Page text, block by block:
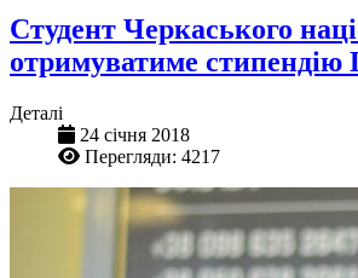
Студент Черкаського
отримуватиме стипендію
Деталі
24 січня 2018
Перегляди: 4217